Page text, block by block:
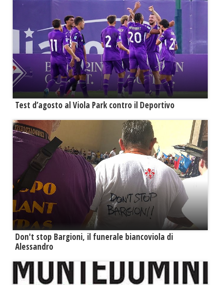
Test d’agosto al Viola Park contro il Deportivo
Don't stop Bargioni, il funerale biancoviola di
Alessandro